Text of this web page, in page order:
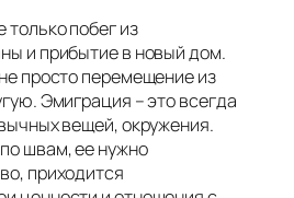
побег из
и прибытие в новый дом.
просто перемещение из
Эмиграция – это всегда
вещей, окружения.
швам, ее нужно
приходится